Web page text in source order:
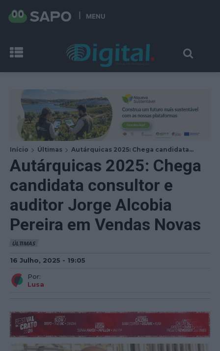
MENU
Início Últimas Autárquicas 2025: Chega candidata...
Autárquicas 2025: Chega
candidata consultor e
auditor Jorge Alcobia
Pereira em Vendas Novas
ÚLTIMAS
16 Julho, 2025 - 19:05
Por:
Lusa